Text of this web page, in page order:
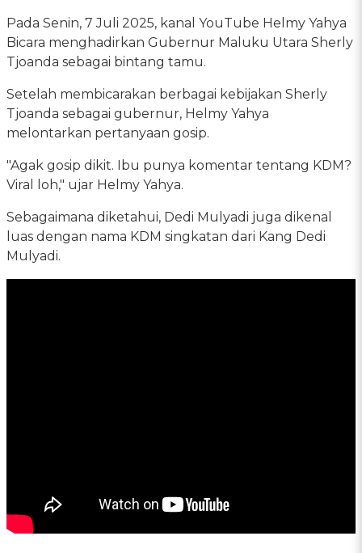
Pada Senin, 7 Juli 2025, kanal YouTube Helmy Yahya
Bicara menghadirkan Gubernur Maluku Utara Sherly
Tjoanda sebagai bintang tamu.
Setelah membicarakan berbagai kebijakan Sherly
Tjoanda sebagai gubernur, Helmy Yahya
melontarkan pertanyaan gosip.
"Agak gosip dikit. Ibu punya komentar tentang KDM?
Viral loh," ujar Helmy Yahya.
Sebagaimana diketahui, Dedi Mulyadi juga dikenal
luas dengan nama KDM singkatan dari Kang Dedi
Mulyadi.